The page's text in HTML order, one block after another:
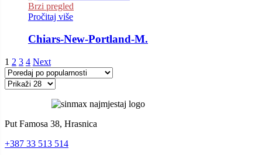
Brzi pregled
Pročitaj više
Chiars-New-Portland-M.
1 2 3 4 Next
Put Famosa 38, Hrasnica
+387 33 513 514